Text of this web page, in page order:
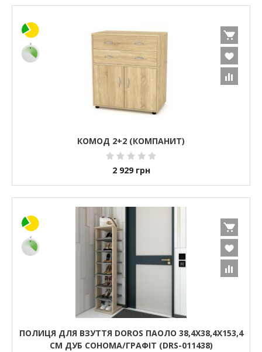
КОМОД 2+2 (КОМПАНИТ)
2 929 грн
ПОЛИЦЯ ДЛЯ ВЗУТТЯ DOROS ПАОЛО 38,4Х38,4Х153,4
СМ ДУБ СОНОМА/ГРАФІТ (DRS-011438)